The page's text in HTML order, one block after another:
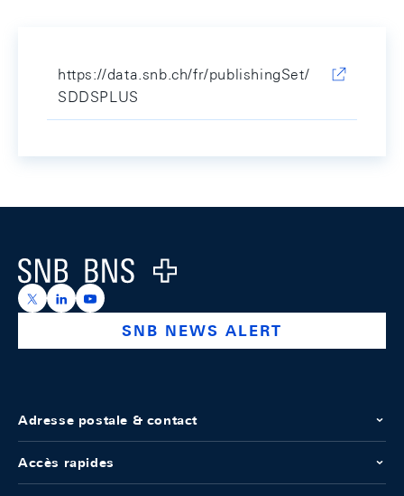
https://data.snb.ch/fr/publishingSet/
SDDSPLUS
Logo
https://x.com/snb_bns
https://ch.linkedin.com/company/swiss-national-
https://www.youtube.com/@swissnationalbank
SNB NEWS ALERT
Adresse postale & contact
Accès rapides